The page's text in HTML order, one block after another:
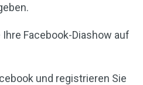
Facebook-Diashow auf
und registrieren Sie